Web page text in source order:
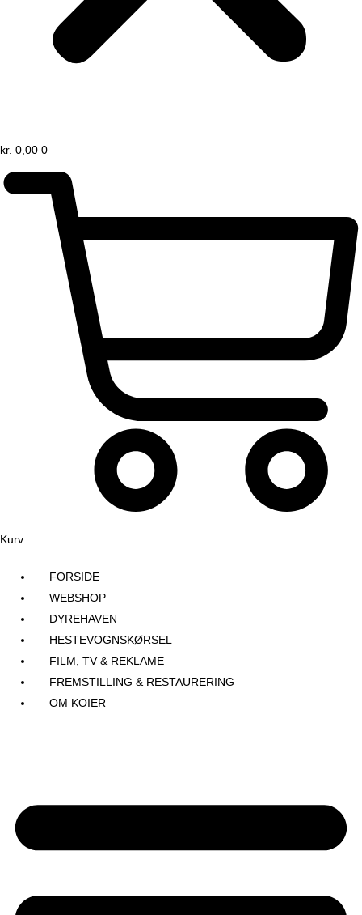
kr. 0,00 0
Kurv
FORSIDE
WEBSHOP
DYREHAVEN
HESTEVOGNSKØRSEL
FILM, TV & REKLAME
FREMSTILLING & RESTAURERING​
OM KOIER